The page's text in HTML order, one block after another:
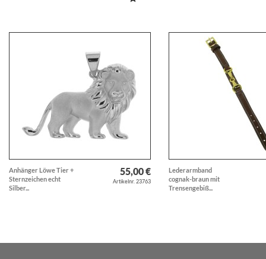
Anhänger Löwe Tier +
Sternzeichen echt
Silber...
55,00 €
Artikelnr. 23763
Lederarmband
cognak-braun mit
Trensengebiß...